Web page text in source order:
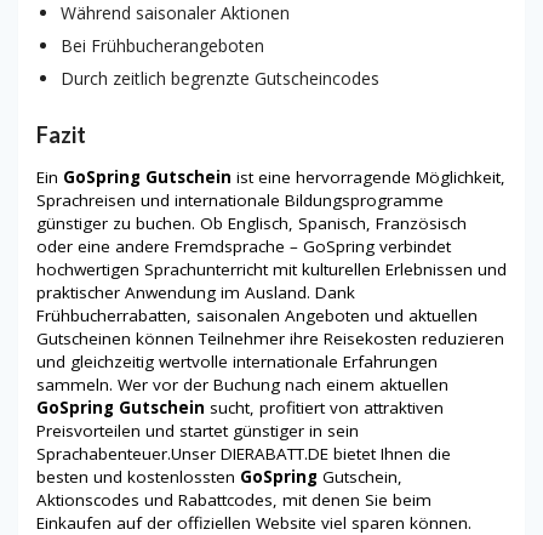
Während saisonaler Aktionen
Bei Frühbucherangeboten
Durch zeitlich begrenzte Gutscheincodes
Fazit
Ein GoSpring Gutschein ist eine hervorragende Möglichkeit,
Sprachreisen und internationale Bildungsprogramme
günstiger zu buchen. Ob Englisch, Spanisch, Französisch
oder eine andere Fremdsprache – GoSpring verbindet
hochwertigen Sprachunterricht mit kulturellen Erlebnissen und
praktischer Anwendung im Ausland. Dank
Frühbucherrabatten, saisonalen Angeboten und aktuellen
Gutscheinen können Teilnehmer ihre Reisekosten reduzieren
und gleichzeitig wertvolle internationale Erfahrungen
sammeln. Wer vor der Buchung nach einem aktuellen
GoSpring Gutschein sucht, profitiert von attraktiven
Preisvorteilen und startet günstiger in sein
Sprachabenteuer.Unser DIERABATT.DE bietet Ihnen die
besten und kostenlossten GoSpring Gutschein,
Aktionscodes und Rabattcodes, mit denen Sie beim
Einkaufen auf der offiziellen Website viel sparen können.